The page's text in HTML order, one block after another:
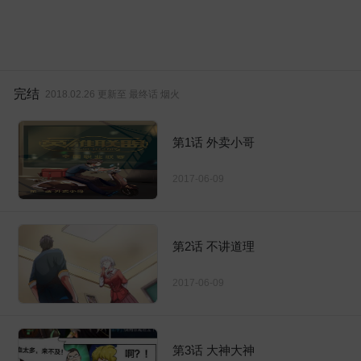
完结 2018.02.26 更新至 最终话 烟火
第1话 外卖小哥
第2话 不讲道理
第3话 大神大神